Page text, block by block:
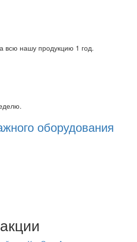
всю нашу продукцию 1 год.
оборудования